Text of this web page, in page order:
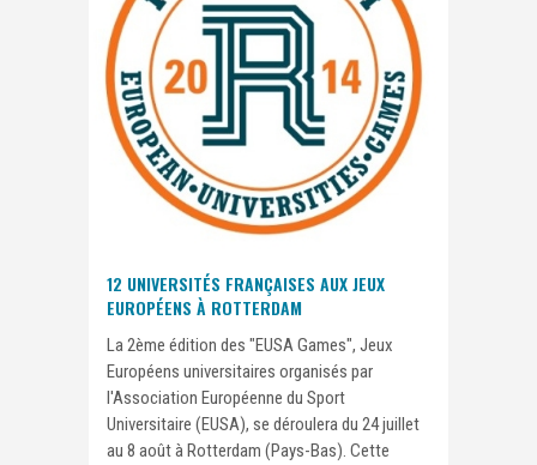
12 UNIVERSITÉS FRANÇAISES AUX JEUX
EUROPÉENS À ROTTERDAM
La 2ème édition des "EUSA Games", Jeux
Européens universitaires organisés par
l'Association Européenne du Sport
Universitaire (EUSA), se déroulera du 24 juillet
au 8 août à Rotterdam (Pays-Bas). Cette